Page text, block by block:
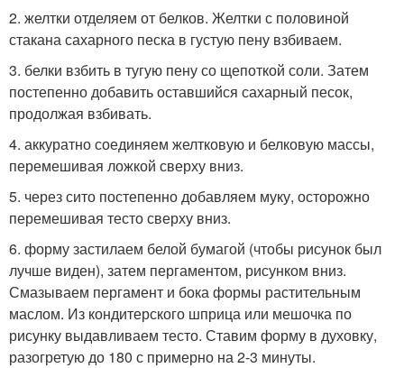
2. желтки отделяем от белков. Желтки с половиной
стакана сахарного песка в густую пену взбиваем.
3. белки взбить в тугую пену со щепоткой соли. Затем
постепенно добавить оставшийся сахарный песок,
продолжая взбивать.
4. аккуратно соединяем желтковую и белковую массы,
перемешивая ложкой сверху вниз.
5. через сито постепенно добавляем муку, осторожно
перемешивая тесто сверху вниз.
6. форму застилаем белой бумагой (чтобы рисунок был
лучше виден), затем пергаментом, рисунком вниз.
Смазываем пергамент и бока формы растительным
маслом. Из кондитерского шприца или мешочка по
рисунку выдавливаем тесто. Ставим форму в духовку,
разогретую до 180 с примерно на 2-3 минуты.